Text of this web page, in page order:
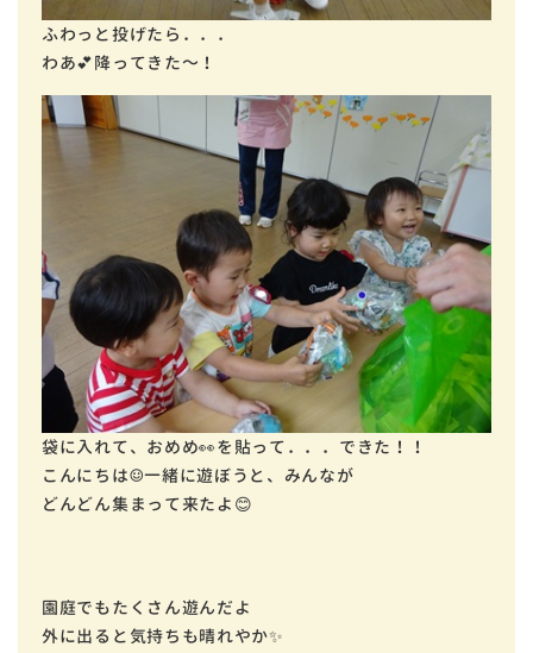
ふわっと投げたら．．．
わあ💕降ってきた～！
袋に入れて、おめめ👀を貼って．．．できた！！
こんにちは☺一緒に遊ぼうと、みんなが
どんどん集まって来たよ😊
園庭でもたくさん遊んだよ
外に出ると気持ちも晴れやか✨